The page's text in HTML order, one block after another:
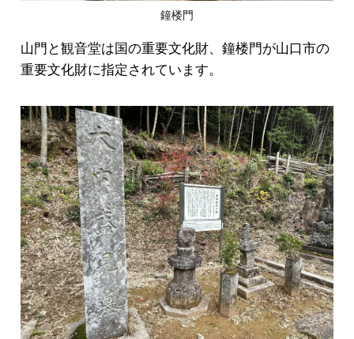
鐘楼門
山門と観音堂は国の重要文化財、鐘楼門が山口市の
重要文化財に指定されています。